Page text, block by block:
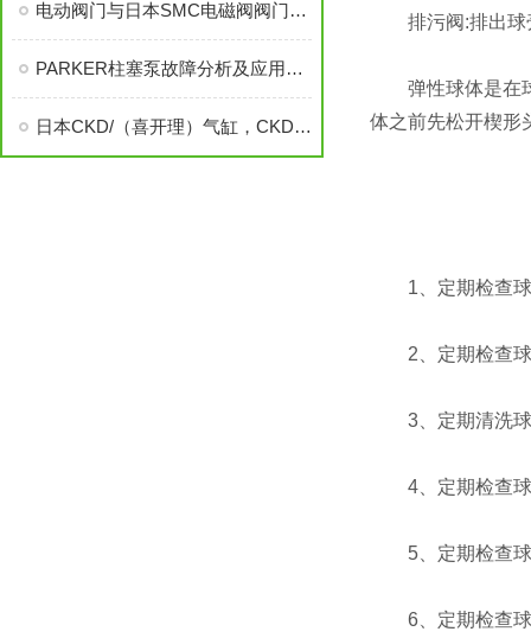
电动阀门与日本SMC电磁阀阀门的优缺点资料有哪些？
PARKER柱塞泵故障分析及应用案例简介
日本CKD/（喜开理）气缸，CKD电磁阀
排污阀:排出球
弹性球体是在球
体之前先松开楔形
1、定期检查球
2、定期检查球
3、定期清洗球
4、定期检查球
5、定期检查球
6、定期检查球